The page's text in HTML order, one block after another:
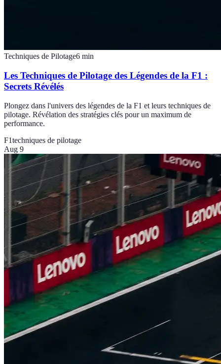
Techniques de Pilotage6 min
Les Techniques de Pilotage des Légendes de la F1 :
Secrets Révélés
Plongez dans l'univers des légendes de la F1 et leurs techniques de
pilotage. Révélation des stratégies clés pour un maximum de
performance.
F1techniques de pilotage
Aug 9